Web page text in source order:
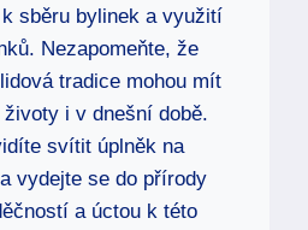
sběru bylinek a využití
Nezapomeňte, že
tradice mohou mít
i v dnešní době.
svítit úplněk na
vydejte se do přírody
a úctou k této